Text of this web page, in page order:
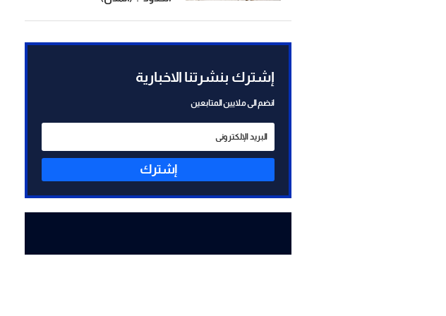
إشترك بنشرتنا الاخبارية
انضم الى ملايين المتابعين
إشترك